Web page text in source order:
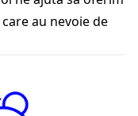
au nevoie de